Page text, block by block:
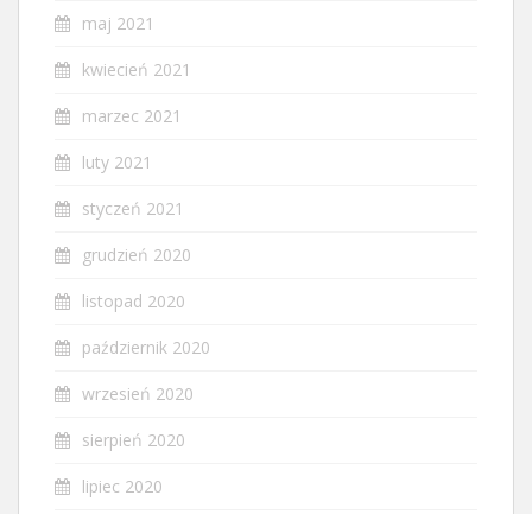
maj 2021
kwiecień 2021
marzec 2021
luty 2021
styczeń 2021
grudzień 2020
listopad 2020
październik 2020
wrzesień 2020
sierpień 2020
lipiec 2020